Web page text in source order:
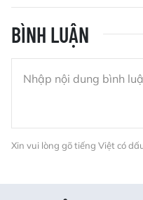
BÌNH LUẬN
Xin vui lòng gõ tiếng Việt có